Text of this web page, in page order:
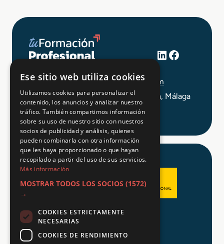
LinkedIn
Facebook
info@tuformacionprofesional.com
C/ Alameda Principal 21, 2ª Planta, Málaga
Aviso legal
Política de Privacidad
Ese sitio web utiliza cookies
Utilizamos cookies para personalizar el
contenido, los anuncios y analizar nuestro
tráfico. También compartimos información
sobre su uso de nuestro sitio con nuestros
socios de publicidad y análisis, quienes
pueden combinarla con otra información
que les haya proporcionado o que hayan
recopilado a partir del uso de sus servicios.
Más información
MOSTRAR TODOS LOS SOCIOS (1572)
→
COOKIES ESTRICTAMENTE
NECESARIAS
COOKIES DE RENDIMIENTO